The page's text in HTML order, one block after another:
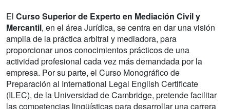
El Curso Superior de Experto en Mediación Civil y
Mercantil, en el área Jurídica, se centra en dar una visión
amplia de la práctica arbitral y mediadora, para
proporcionar unos conocimientos prácticos de una
actividad profesional cada vez más demandada por la
empresa. Por su parte, el Curso Monográfico de
Preparación al International Legal English Certificate
(ILEC), de la Universidad de Cambridge, pretende facilitar
las competencias lingüísticas para desarrollar una carrera